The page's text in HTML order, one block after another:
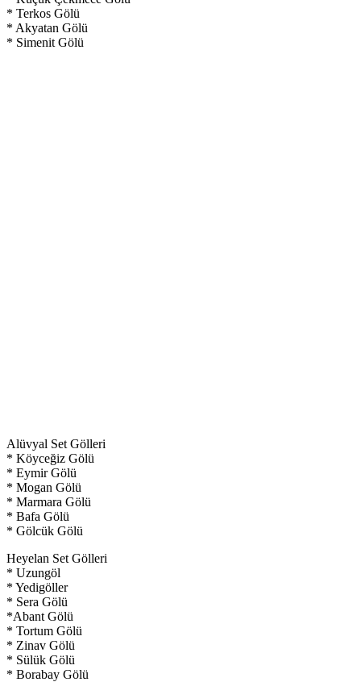
* Terkos Gölü
* Akyatan Gölü
* Simenit Gölü
Alüvyal Set Gölleri
* Köyceğiz Gölü
* Eymir Gölü
* Mogan Gölü
* Marmara Gölü
* Bafa Gölü
* Gölcük Gölü
Heyelan Set Gölleri
* Uzungöl
* Yedigöller
* Sera Gölü
*Abant Gölü
* Tortum Gölü
* Zinav Gölü
* Sülük Gölü
* Borabay Gölü